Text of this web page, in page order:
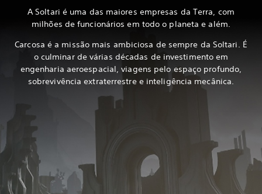
A Soltari é uma das maiores empresas da Terra, com
milhões de funcionários em todo o planeta e além.
Carcosa é a missão mais ambiciosa de sempre da Soltari. É
o culminar de várias décadas de investimento em
engenharia aeroespacial, viagens pelo espaço profundo,
sobrevivência extraterrestre e inteligência mecânica.